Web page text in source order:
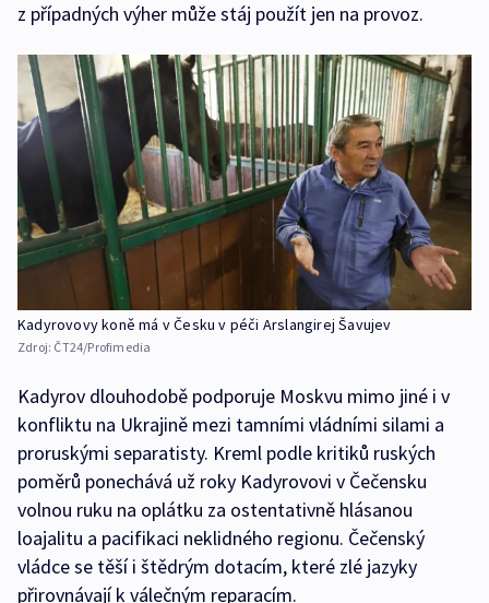
z případných výher může stáj použít jen na provoz.
Kadyrovovy koně má v Česku v péči Arslangirej Šavujev
Zdroj: ČT24/Profimedia
Kadyrov dlouhodobě podporuje Moskvu mimo jiné i v
konfliktu na Ukrajině mezi tamními vládními silami a
proruskými separatisty. Kreml podle kritiků ruských
poměrů ponechává už roky Kadyrovovi v Čečensku
volnou ruku na oplátku za ostentativně hlásanou
loajalitu a pacifikaci neklidného regionu. Čečenský
vládce se těší i štědrým dotacím, které zlé jazyky
přirovnávají k válečným reparacím.